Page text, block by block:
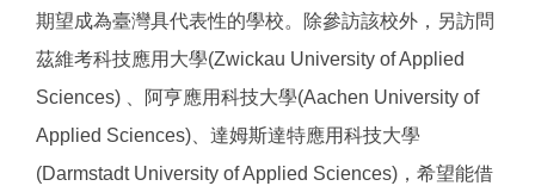
期望成為臺灣具代表性的學校。除參訪該校外，另訪問
茲維考科技應用大學(Zwickau University of Applied
Sciences) 、阿亨應用科技大學(Aachen University of
Applied Sciences)、達姆斯達特應用科技大學
(Darmstadt University of Applied Sciences)，希望能借